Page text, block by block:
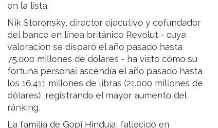
en la lista.
Nik Storonsky, director ejecutivo y cofundador
del banco en línea británico Revolut - cuya
valoración se disparó el año pasado hasta
75.000 millones de dólares - ha visto cómo su
fortuna personal ascendía el año pasado hasta
los 16.411 millones de libras (21.000 millones de
dólares), registrando el mayor aumento del
ránking.
La familia de Gopi Hinduja, fallecido en